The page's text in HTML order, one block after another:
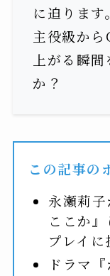
に迫りま
主役級か
上がる瞬
か？
この記事の
永瀬莉
ここか
プレイに
ドラマ